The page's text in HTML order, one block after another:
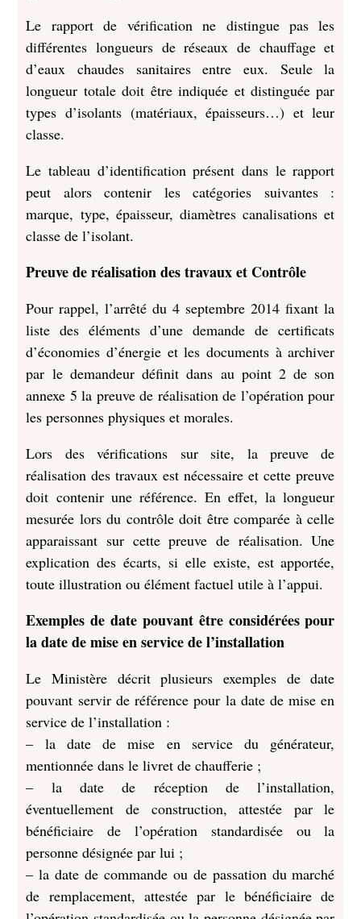
Le rapport de vérification ne distingue pas les
différentes longueurs de réseaux de chauffage et
d’eaux chaudes sanitaires entre eux. Seule la
longueur totale doit être indiquée et distinguée par
types d’isolants (matériaux, épaisseurs…) et leur
classe.
Le tableau d’identification présent dans le rapport
peut alors contenir les catégories suivantes :
marque, type, épaisseur, diamètres canalisations et
classe de l’isolant.
Preuve de réalisation des travaux et Contrôle
Pour rappel, l’arrêté du 4 septembre 2014 fixant la
liste des éléments d’une demande de certificats
d’économies d’énergie et les documents à archiver
par le demandeur définit dans au point 2 de son
annexe 5 la preuve de réalisation de l’opération pour
les personnes physiques et morales.
Lors des vérifications sur site, la preuve de
réalisation des travaux est nécessaire et cette preuve
doit contenir une référence. En effet, la longueur
mesurée lors du contrôle doit être comparée à celle
apparaissant sur cette preuve de réalisation. Une
explication des écarts, si elle existe, est apportée,
toute illustration ou élément factuel utile à l’appui.
Exemples de date pouvant être considérées pour
la date de mise en service de l’installation
Le Ministère décrit plusieurs exemples de date
pouvant servir de référence pour la date de mise en
service de l’installation :
– la date de mise en service du générateur,
mentionnée dans le livret de chaufferie ;
– la date de réception de l’installation,
éventuellement de construction, attestée par le
bénéficiaire de l’opération standardisée ou la
personne désignée par lui ;
– la date de commande ou de passation du marché
de remplacement, attestée par le bénéficiaire de